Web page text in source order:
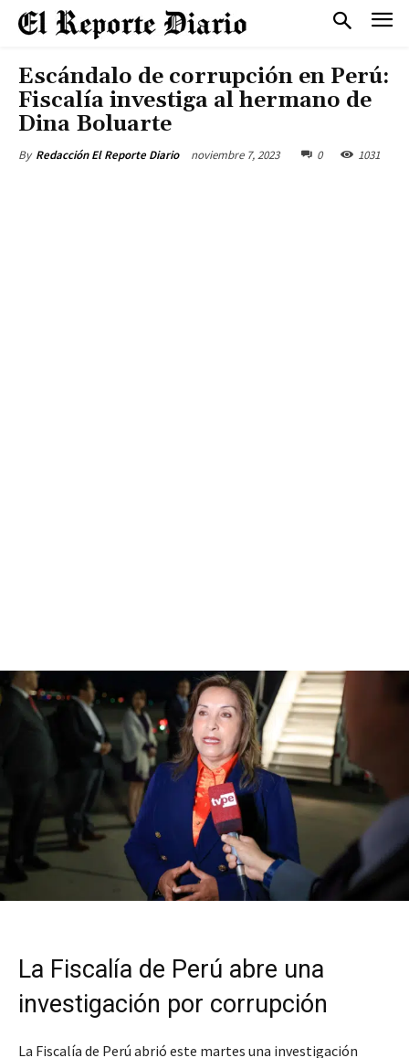
Escándalo de corrupción en Perú:
Fiscalía investiga al hermano de
Dina Boluarte
By Redacción El Reporte Diario noviembre 7, 2023 0 1031
La Fiscalía de Perú abre una
investigación por corrupción
La Fiscalía de Perú abrió este martes una investigación